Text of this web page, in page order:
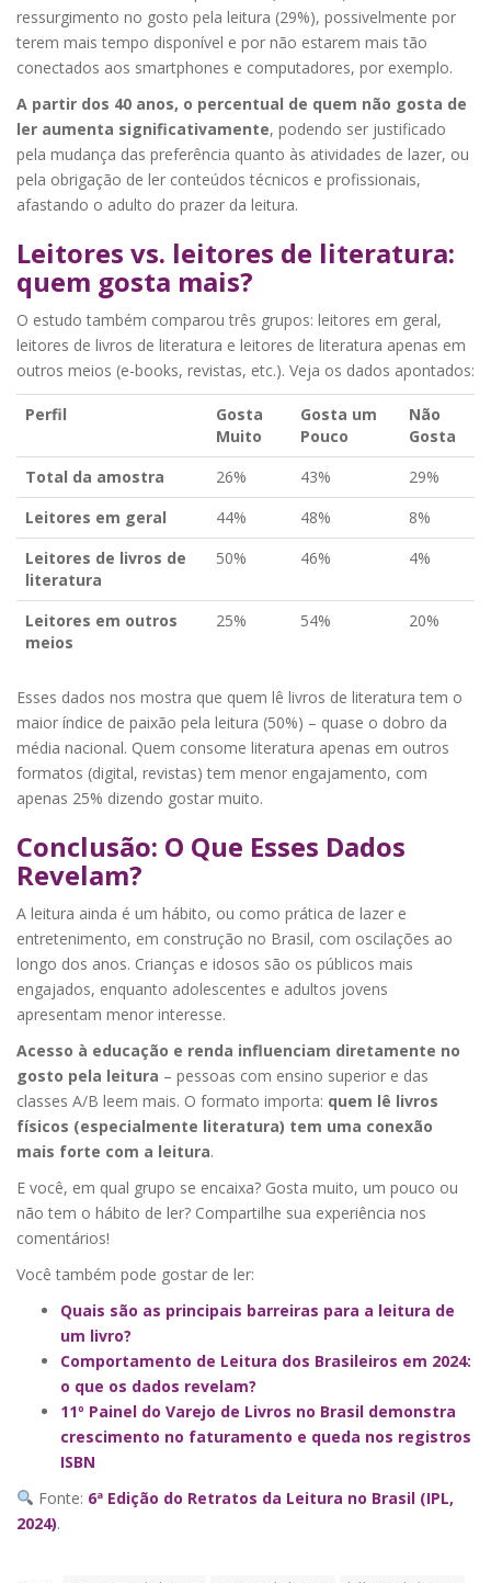
ressurgimento no gosto pela leitura (29%), possivelmente por
terem mais tempo disponível e por não estarem mais tão
conectados aos smartphones e computadores, por exemplo.
A partir dos 40 anos, o percentual de quem não gosta de
ler aumenta significativamente, podendo ser justificado
pela mudança das preferência quanto às atividades de lazer, ou
pela obrigação de ler conteúdos técnicos e profissionais,
afastando o adulto do prazer da leitura.
Leitores vs. leitores de literatura:
quem gosta mais?
O estudo também comparou três grupos: leitores em geral,
leitores de livros de literatura e leitores de literatura apenas em
outros meios (e-books, revistas, etc.). Veja os dados apontados:
Perfil
Gosta
Muito
Gosta um
Pouco
Não
Gosta
Total da amostra
26% 43%
29%
Leitores em geral
44% 48%
8%
Leitores de livros de
literatura
50% 46% 4%
Leitores em outros
meios
25% 54% 20%
Esses dados nos mostra que quem lê livros de literatura tem o
maior índice de paixão pela leitura (50%) – quase o dobro da
média nacional. Quem consome literatura apenas em outros
formatos (digital, revistas) tem menor engajamento, com
apenas 25% dizendo gostar muito.
Conclusão: O Que Esses Dados
Revelam?
A leitura ainda é um hábito, ou como prática de lazer e
entretenimento, em construção no Brasil, com oscilações ao
longo dos anos. Crianças e idosos são os públicos mais
engajados, enquanto adolescentes e adultos jovens
apresentam menor interesse.
Acesso à educação e renda influenciam diretamente no
gosto pela leitura – pessoas com ensino superior e das
classes A/B leem mais. O formato importa: quem lê livros
físicos (especialmente literatura) tem uma conexão
mais forte com a leitura.
E você, em qual grupo se encaixa? Gosta muito, um pouco ou
não tem o hábito de ler? Compartilhe sua experiência nos
comentários!
Você também pode gostar de ler:
Quais são as principais barreiras para a leitura de
um livro?
Comportamento de Leitura dos Brasileiros em 2024:
o que os dados revelam?
11º Painel do Varejo de Livros no Brasil demonstra
crescimento no faturamento e queda nos registros
ISBN
Fonte: 6ª Edição do Retratos da Leitura no Brasil (IPL,
2024).